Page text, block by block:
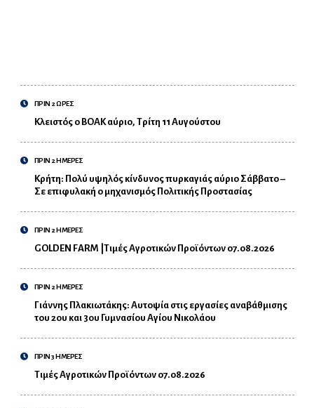
ΠΡΙΝ 2 ΩΡΕΣ
Κλειστός ο ΒΟΑΚ αύριο, Τρίτη 11 Αυγούστου
ΠΡΙΝ 2 ΗΜΕΡΕΣ
Κρήτη: Πολύ υψηλός κίνδυνος πυρκαγιάς αύριο Σάββατο –
Σε επιφυλακή ο μηχανισμός Πολιτικής Προστασίας
ΠΡΙΝ 2 ΗΜΕΡΕΣ
GOLDEN FARM |Τιμές Αγροτικών Προϊόντων 07.08.2026
ΠΡΙΝ 2 ΗΜΕΡΕΣ
Γιάννης Πλακιωτάκης: Αυτοψία στις εργασίες αναβάθμισης
του 2ου και 3ου Γυμνασίου Αγίου Νικολάου
ΠΡΙΝ 3 ΗΜΕΡΕΣ
Τιμές Αγροτικών Προϊόντων 07.08.2026